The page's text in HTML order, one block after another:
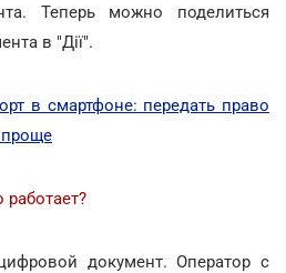
Теперь можно поделиться
в "Дії".
в смартфоне: передать право
проще
документ. Оператор с